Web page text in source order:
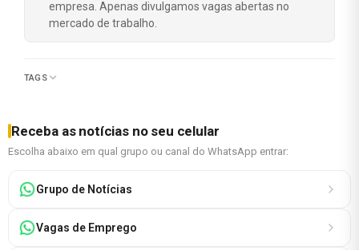
empresa. Apenas divulgamos vagas abertas no
mercado de trabalho.
TAGS
Receba as notícias no seu celular
Escolha abaixo em qual grupo ou canal do WhatsApp entrar:
Grupo de Notícias
Vagas de Emprego